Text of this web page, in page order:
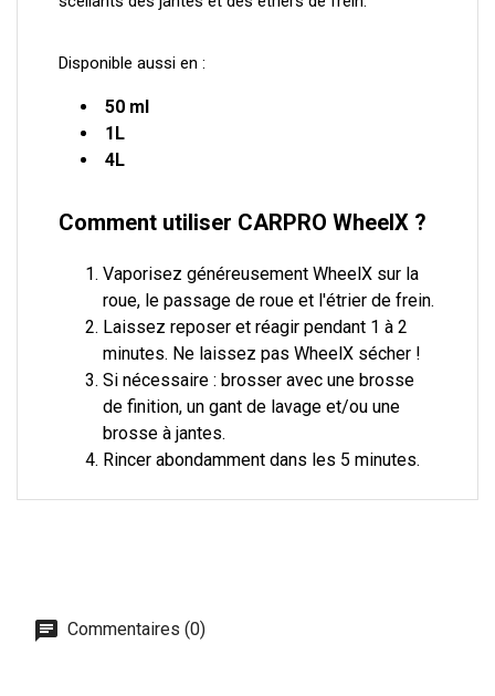
Disponible aussi en :
50 ml
1L
4L
Comment utiliser CARPRO WheelX ?
Vaporisez généreusement WheelX sur la
roue, le passage de roue et l'étrier de frein.
Laissez reposer et réagir pendant 1 à 2
minutes. Ne laissez pas WheelX sécher !
Si nécessaire : brosser avec une brosse
de finition, un gant de lavage et/ou une
brosse à jantes.
Rincer abondamment dans les 5 minutes.
Commentaires (0)